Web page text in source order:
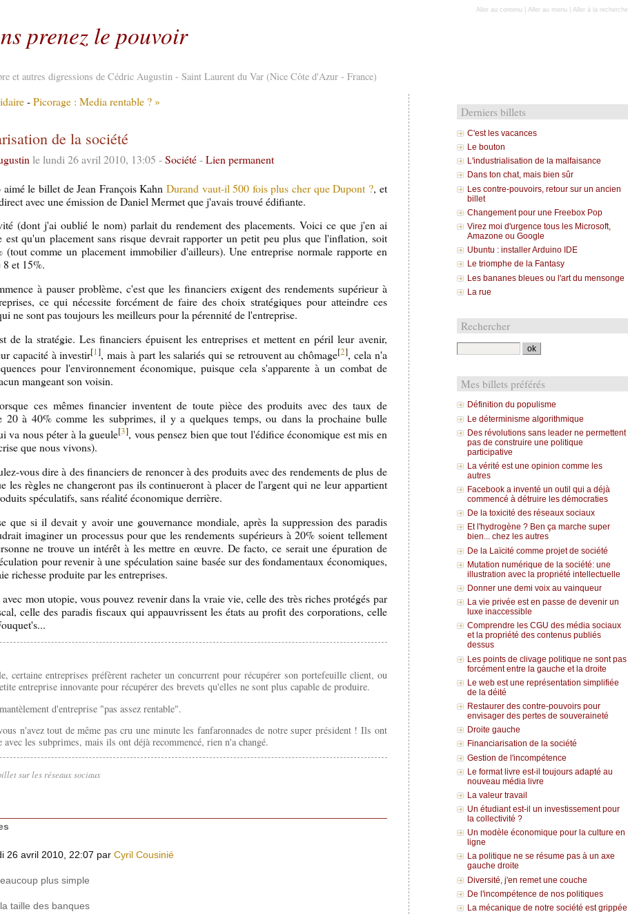
prenez le pouvoir
et autres digressions de Cédric Augustin - Saint Laurent du Var (Nice Côte d'Azur - France)
Aller au contenu Aller au menu Aller à la recherche
- Picorage : Media rentable ? »
de la société
le lundi 26 avril 2010, 13:05 -Société-Lien permanent
aimé le billet de Jean François Kahn Durand vaut-il 500 fois plus cher que Dupont ?, et
avec une émission de Daniel Mermet que j'avais trouvé édifiante.
(dont j'ai oublié le nom) parlait du rendement des placements. Voici ce que j'en ai
est qu'un placement sans risque devrait rapporter un petit peu plus que l'inflation, soit
(tout comme un placement immobilier d'ailleurs). Une entreprise normale rapporte en
et 15%.
à pauser problème, c'est que les financiers exigent des rendements supérieur à
ce qui nécessite forcément de faire des choix stratégiques pour atteindre ces
ne sont pas toujours les meilleurs pour la pérennité de l'entreprise.
de la stratégie. Les financiers épuisent les entreprises et mettent en péril leur avenir,
capacité à investir[1], mais à part les salariés qui se retrouvent au chômage[2], cela n'a
pour l'environnement économique, puisque cela s'apparente à un combat de
mangeant son voisin.
ces mêmes financier inventent de toute pièce des produits avec des taux de
20 à 40% comme les subprimes, il y a quelques temps, ou dans la prochaine bulle
va nous péter à la gueule[3], vous pensez bien que tout l'édifice économique est mis en
que nous vivons).
vous dire à des financiers de renoncer à des produits avec des rendements de plus de
les règles ne changeront pas ils continueront à placer de l'argent qui ne leur appartient
spéculatifs, sans réalité économique derrière.
que si il devait y avoir une gouvernance mondiale, après la suppression des paradis
imaginer un processus pour que les rendements supérieurs à 20% soient tellement
ne trouve un intérêt à les mettre en œuvre. De facto, ce serait une épuration de
pour revenir à une spéculation saine basée sur des fondamentaux économiques,
richesse produite par les entreprises.
mon utopie, vous pouvez revenir dans la vraie vie, celle des très riches protégés par
celle des paradis fiscaux qui appauvrissent les états au profit des corporations, celle
certaine entreprises préfèrent racheter un concurrent pour récupérer son portefeuille client, ou
entreprise innovante pour récupérer des brevets qu'elles ne sont plus capable de produire.
d'entreprise "pas assez rentable".
n'avez tout de même pas cru une minute les fanfaronnades de notre super président ! Ils ont
avec les subprimes, mais ils ont déjà recommencé, rien n'a changé.
sur les réseaux sociaux
26 avril 2010, 22:07 parCyril Cousinié
plus simple
taille des banques
Derniers billets
C'est les vacances
Le bouton
L'industrialisation de la malfaisance
Dans ton chat, mais bien sûr
Les contre-pouvoirs, retour sur un ancien
billet
Changement pour une Freebox Pop
Virez moi d'urgence tous les Microsoft,
Amazone ou Google
Ubuntu : installer Arduino IDE
Le triomphe de la Fantasy
Les bananes bleues ou l'art du mensonge
La rue
Rechercher
Mes billets préférés
Définition du populisme
Le déterminisme algorithmique
Des révolutions sans leader ne permettent
pas de construire une politique
participative
La vérité est une opinion comme les
autres
Facebook a inventé un outil qui a déjà
commencé à détruire les démocraties
De la toxicité des réseaux sociaux
Et l'hydrogène ? Ben ça marche super
bien... chez les autres
De la Laïcité comme projet de société
Mutation numérique de la société: une
illustration avec la propriété intellectuelle
Donner une demi voix au vainqueur
La vie privée est en passe de devenir un
luxe inaccessible
Comprendre les CGU des média sociaux
et la propriété des contenus publiés
dessus
Les points de clivage politique ne sont pas
forcément entre la gauche et la droite
Le web est une représentation simplifiée
de la déité
Restaurer des contre-pouvoirs pour
envisager des pertes de souveraineté
Droite gauche
Financiarisation de la société
Gestion de l'incompétence
Le format livre est-il toujours adapté au
nouveau média livre
La valeur travail
Un étudiant est-il un investissement pour
la collectivité ?
Un modèle économique pour la culture en
ligne
La politique ne se résume pas à un axe
gauche droite
Diversité, j'en remet une couche
De l'incompétence de nos politiques
La mécanique de notre société est grippée